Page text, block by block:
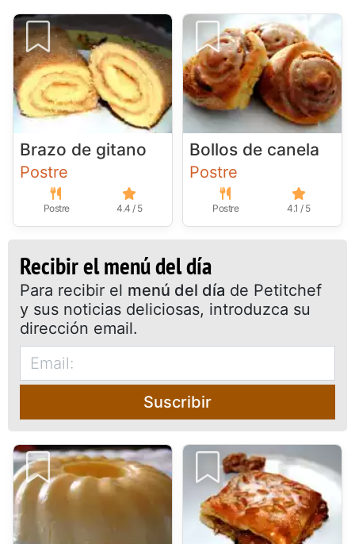
Brazo de gitano
Postre
Postre 4.4 / 5
Bollos de canela
Postre
Postre 4.1 / 5
Recibir el menú del día
Para recibir el menú del día de Petitchef
y sus noticias deliciosas, introduzca su
dirección email.
Suscribir